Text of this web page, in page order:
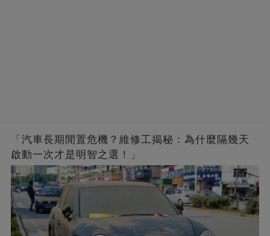
「汽車長期閒置危機？維修工揭秘：為什麼隔幾天
啟動一次才是明智之選！」